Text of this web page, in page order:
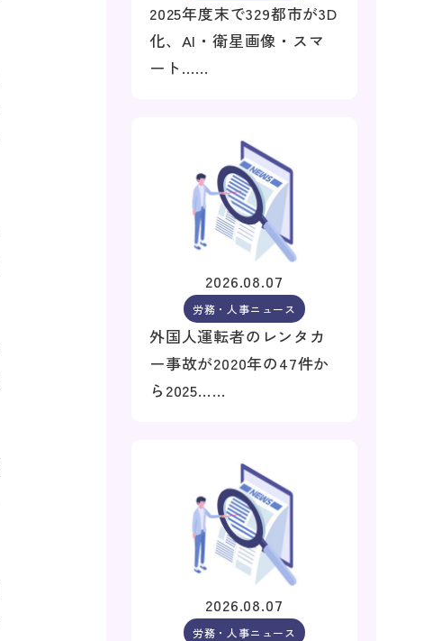
2025年度末で329都市が3D
化、AI・衛星画像・スマ
ート……
2026.08.07
労務・人事ニュース
外国人運転者のレンタカ
ー事故が2020年の47件か
ら2025……
2026.08.07
労務・人事ニュース